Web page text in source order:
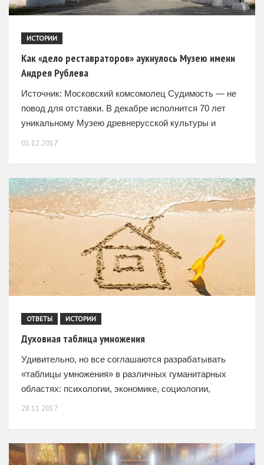
ИСТОРИИ
Как «дело реставраторов» аукнулось Музею имени
Андрея Рублева
Источник: Московский комсомолец Судимость — не
повод для отставки. В декабре исполнится 70 лет
уникальному Музею древнерусской культуры и
Андроникова монастыря. Праздничные
01.12.2017
ОТВЕТЫ ИСТОРИИ
Духовная таблица умножения
Удивительно, но все соглашаются разрабатывать
«таблицы умножения» в различных гуманитарных
областях: психологии, экономике, социологии,
филологии… Без опоры на них нельзя развивать
28.11.2017